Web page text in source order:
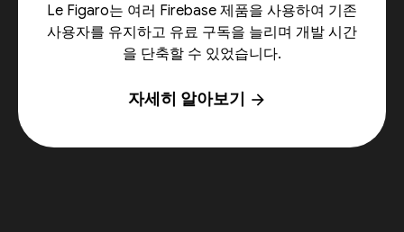
Le Figaro는 여러 Firebase 제품을 사용하여 기존
사용자를 유지하고 유료 구독을 늘리며 개발 시간
을 단축할 수 있었습니다.
자세히 알아보기 arrow_forward